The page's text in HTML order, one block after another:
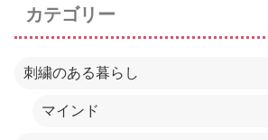
カテゴリー
刺繍のある暮らし
マインド